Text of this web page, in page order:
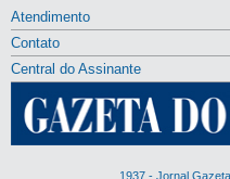
Atendimento
Contato
Central do Assinante
1937 - Jornal